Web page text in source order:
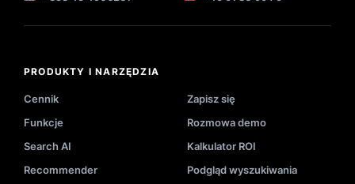
PRODUKTY I NARZĘDZIA
Cennik
Zapisz się
Funkcje
Rozmowa demo
Search AI
Kalkulator ROI
Recommender
Podgląd wyszukiwania